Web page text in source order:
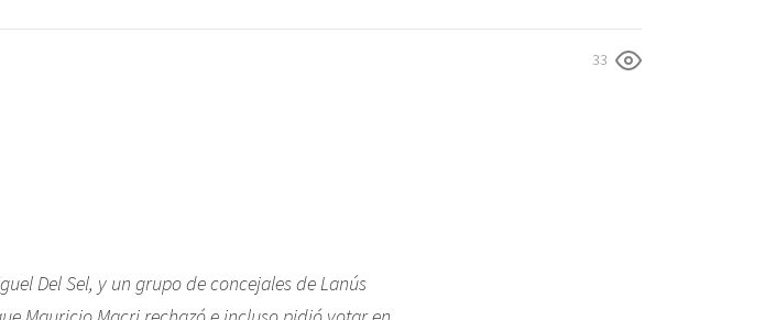
33
Del Sel, y un grupo de concejales de Lanús